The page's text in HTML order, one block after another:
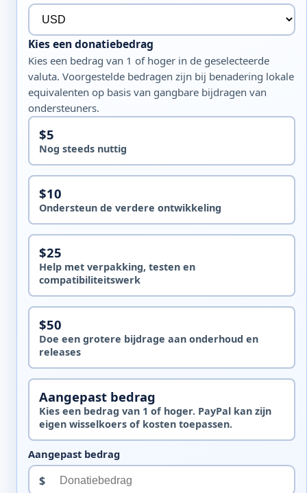
Kies een donatiebedrag
Kies een bedrag van 1 of hoger in de geselecteerde
valuta. Voorgestelde bedragen zijn bij benadering lokale
equivalenten op basis van gangbare bijdragen van
ondersteuners.
$5
Nog steeds nuttig
$10
Ondersteun de verdere ontwikkeling
$25
Help met verpakking, testen en
compatibiliteitswerk
$50
Doe een grotere bijdrage aan onderhoud en
releases
Aangepast bedrag
Kies een bedrag van 1 of hoger. PayPal kan zijn
eigen wisselkoers of kosten toepassen.
Aangepast bedrag
$